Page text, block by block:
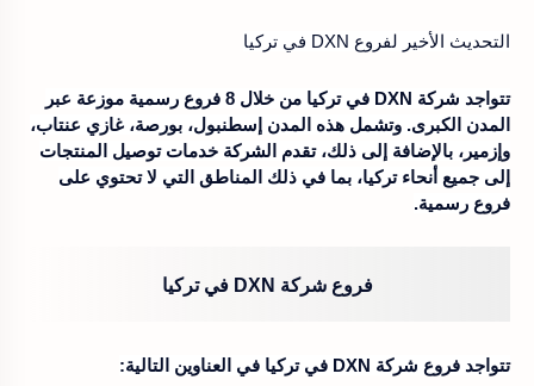
التحديث الأخير لفروع DXN في تركيا
تتواجد شركة DXN في تركيا من خلال 8 فروع رسمية
موزعة عبر
المدن الكبرى. وتشمل هذه المدن إسطنبول، بورصة، غازي عنتاب،
وإزمير، بالإضافة إلى ذلك، تقدم الشركة خدمات توصيل المنتجات
إلى جميع أنحاء تركيا، بما في ذلك المناطق التي لا تحتوي على
فروع رسمية.
فروع شركة DXN في تركيا
تتواجد فروع شركة DXN في تركيا في العناوين التالية: